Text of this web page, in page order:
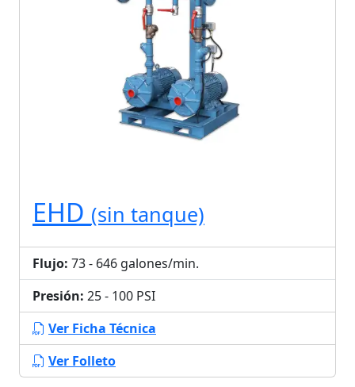
EHD (sin tanque)
Flujo: 73 - 646 galones/min.
Presión: 25 - 100 PSI
Ver Ficha Técnica
Ver Folleto